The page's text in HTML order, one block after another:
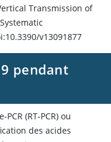
Transmission of
v13091877
pendant
(RT-PCR) ou
des acides